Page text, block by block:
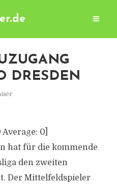
DRESDEN
Average: 0]
hat für die kommende
den zweiten
Der Mittelfeldspieler